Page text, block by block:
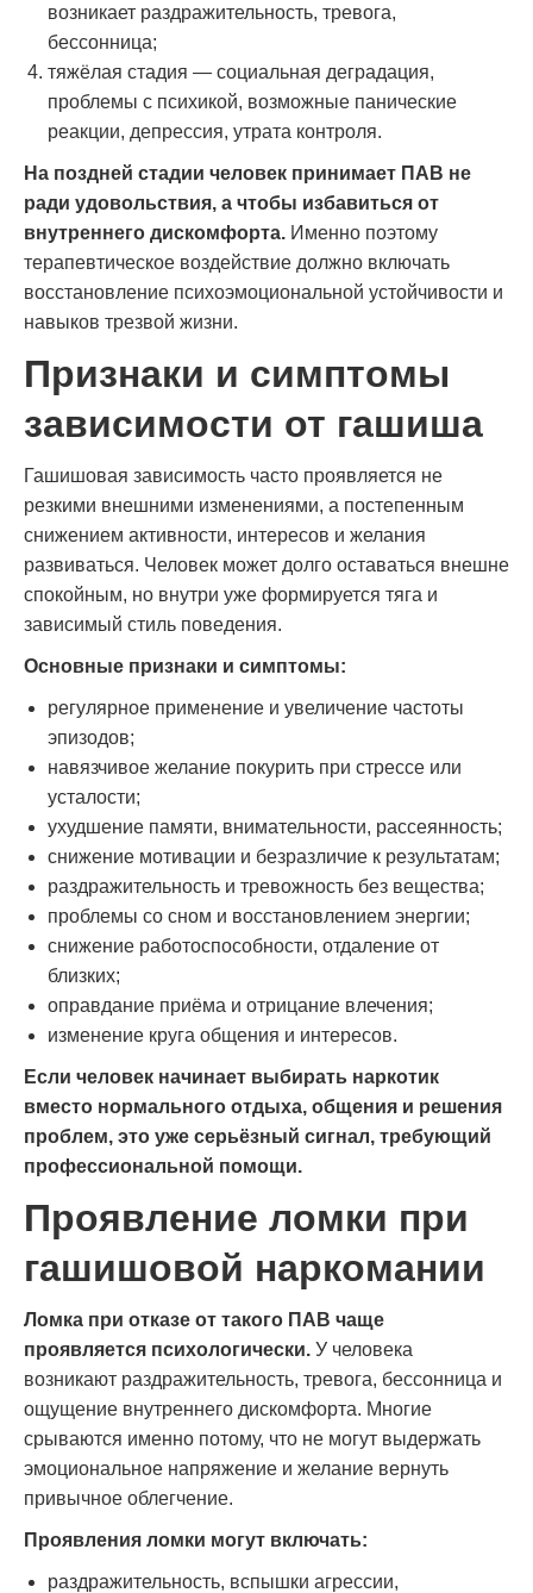
возникает раздражительность, тревога,
бессонница;
тяжёлая стадия — социальная деградация,
проблемы с психикой, возможные панические
реакции, депрессия, утрата контроля.
На поздней стадии человек принимает ПАВ не
ради удовольствия, а чтобы избавиться от
внутреннего дискомфорта. Именно поэтому
терапевтическое воздействие должно включать
восстановление психоэмоциональной устойчивости и
навыков трезвой жизни.
Признаки и симптомы
зависимости от гашиша
Гашишовая зависимость часто проявляется не
резкими внешними изменениями, а постепенным
снижением активности, интересов и желания
развиваться. Человек может долго оставаться внешне
спокойным, но внутри уже формируется тяга и
зависимый стиль поведения.
Основные признаки и симптомы:
регулярное применение и увеличение частоты
эпизодов;
навязчивое желание покурить при стрессе или
усталости;
ухудшение памяти, внимательности, рассеянность;
снижение мотивации и безразличие к результатам;
раздражительность и тревожность без вещества;
проблемы со сном и восстановлением энергии;
снижение работоспособности, отдаление от
близких;
оправдание приёма и отрицание влечения;
изменение круга общения и интересов.
Если человек начинает выбирать наркотик
вместо нормального отдыха, общения и решения
проблем, это уже серьёзный сигнал, требующий
профессиональной помощи.
Проявление ломки при
гашишовой наркомании
Ломка при отказе от такого ПАВ чаще
проявляется психологически. У человека
возникают раздражительность, тревога, бессонница и
ощущение внутреннего дискомфорта. Многие
срываются именно потому, что не могут выдержать
эмоциональное напряжение и желание вернуть
привычное облегчение.
Проявления ломки могут включать:
раздражительность, вспышки агрессии,